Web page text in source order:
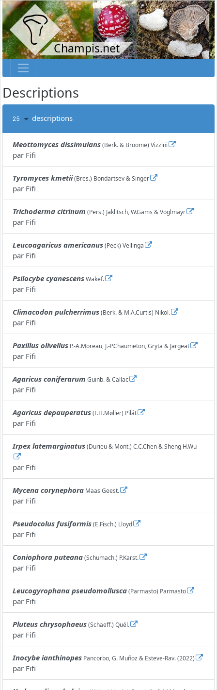
Champis.net
Descriptions
25 descriptions
Meottomyces dissimulans(Berk. & Broome) Vizzini
par Fifi
Tyromyces kmetii(Bres.) Bondartsev & Singer
par Fifi
Trichoderma citrinum (Pers.) Jaklitsch, W.Gams & Voglmayr
par Fifi
Leucoagaricus americanus(Peck) Vellinga
par Fifi
Psilocybe cyanescensWakef.
par Fifi
Climacodon pulcherrimus(Berk. & M.A.Curtis) Nikol.
par Fifi
Paxillus olivellus P.-A.Moreau, J.-P.Chaumeton, Gryta & Jargeat
par Fifi
Agaricus coniferarum Guinb. & Callac
par Fifi
Agaricus depauperatus(F.H.Møller) Pilát
par Fifi
Irpex latemarginatus(Durieu & Mont.) C.C.Chen & Sheng H.Wu
par Fifi
Mycena corynephora Maas Geest.
par Fifi
Pseudocolus fusiformis(E.Fisch.) Lloyd
par Fifi
Coniophora puteana(Schumach.) P.Karst.
par Fifi
Leucogyrophana pseudomollusca(Parmasto) Parmasto
par Fifi
Pluteus chrysophaeus(Schaeff.) Quél.
par Fifi
Inocybe ianthinopes Pancorbo, G. Muñoz & Esteve-Rav. (2022)
par Fifi